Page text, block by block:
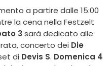
a partire dalle 15:00
la cena nella Festzelt
3 sarà dedicato alle
concerto dei Die
di Devis S. Domenica 4